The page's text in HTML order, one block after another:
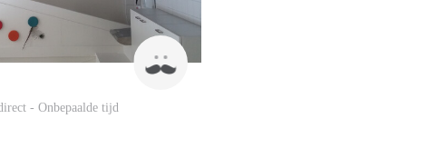
- Onbepaalde tijd